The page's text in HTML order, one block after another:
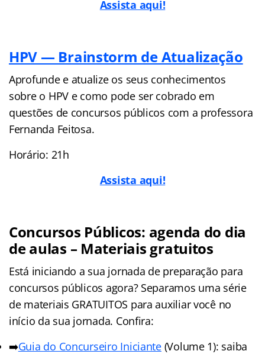
Assista aqui!
HPV — Brainstorm de Atualização
Aprofunde e atualize os seus conhecimentos
sobre o HPV e como pode ser cobrado em
questões de concursos públicos com a professora
Fernanda Feitosa.
Horário: 21h
Assista aqui!
Concursos Públicos: agenda do dia
de aulas – Materiais gratuitos
Está iniciando a sua jornada de preparação para
concursos públicos agora? Separamos uma série
de materiais GRATUITOS para auxiliar você no
início da sua jornada. Confira:
➡️Guia do Concurseiro Iniciante(Volume 1): saiba